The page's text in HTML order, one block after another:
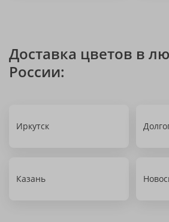
Доставка цветов в
России:
Иркутск
Казань